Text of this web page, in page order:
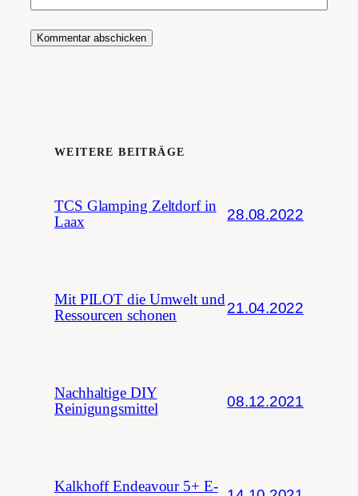
WEITERE BEITRÄGE
TCS Glamping Zeltdorf in
Laax
28.08.2022
Mit PILOT die Umwelt und
Ressourcen schonen
21.04.2022
Nachhaltige DIY
Reinigungsmittel
08.12.2021
Kalkhoff Endeavour 5+ E-